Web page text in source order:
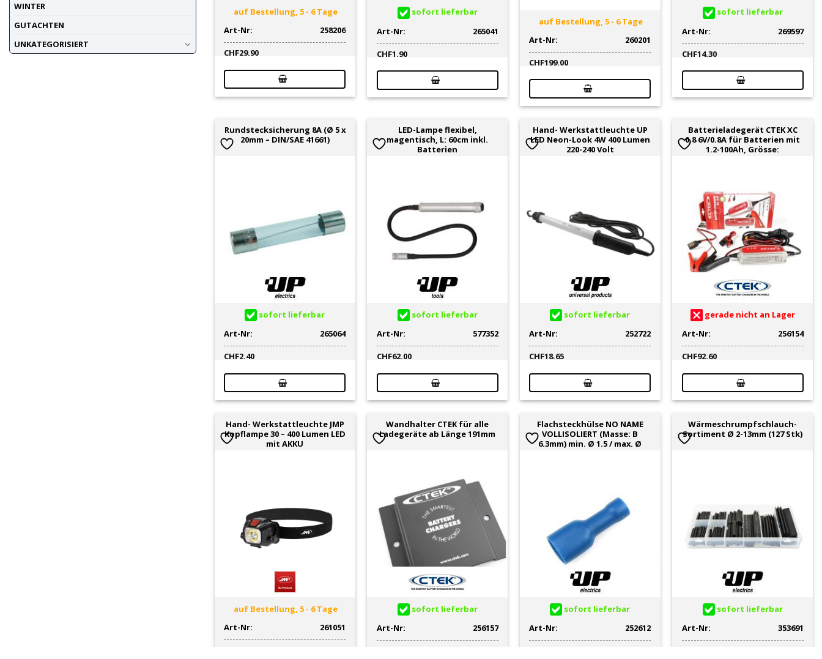
WINTER
GUTACHTEN
UNKATEGORISIERT
auf Bestellung, 5 - 6 Tage
Art-Nr:
258206
CHF29.90
sofort lieferbar
Art-Nr:
265041
CHF1.90
auf Bestellung, 5 - 6 Tage
Art-Nr:
260201
CHF199.00
sofort lieferbar
Art-Nr:
269597
CHF14.30
Rundstecksicherung 8A (Ø 5 x
20mm – DIN/SAE 41661)
sofort lieferbar
Art-Nr:
265064
CHF2.40
LED-Lampe flexibel,
magentisch, L: 60cm inkl.
Batterien
sofort lieferbar
Art-Nr:
577352
CHF62.00
Hand- Werkstattleuchte UP
LED Neon-Look 4W 400 Lumen
220-240 Volt
sofort lieferbar
Art-Nr:
252722
CHF18.65
Batterieladegerät CTEK XC
0.8 6V/0.8A für Batterien mit
1.2-100Ah, Grösse:
gerade nicht an Lager
Art-Nr:
256154
CHF92.60
Hand- Werkstattleuchte JMP
Kopflampe 30 – 400 Lumen LED
mit AKKU
auf Bestellung, 5 - 6 Tage
Art-Nr:
261051
Wandhalter CTEK für alle
Ladegeräte ab Länge 191mm
sofort lieferbar
Art-Nr:
256157
Flachsteckhülse NO NAME
VOLLISOLIERT (Masse: B
6.3mm) min. Ø 1.5 / max. Ø
sofort lieferbar
Art-Nr:
252612
Wärmeschrumpfschlauch-
Sortiment Ø 2-13mm (127 Stk)
sofort lieferbar
Art-Nr:
353691